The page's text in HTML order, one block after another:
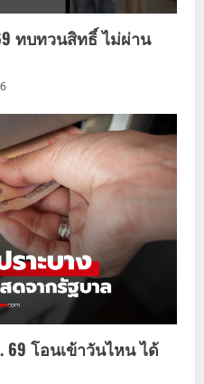
ทบทวนสิทธิ์ ไม่ผ่าน
69 โอนเข้าวันไหน ได้